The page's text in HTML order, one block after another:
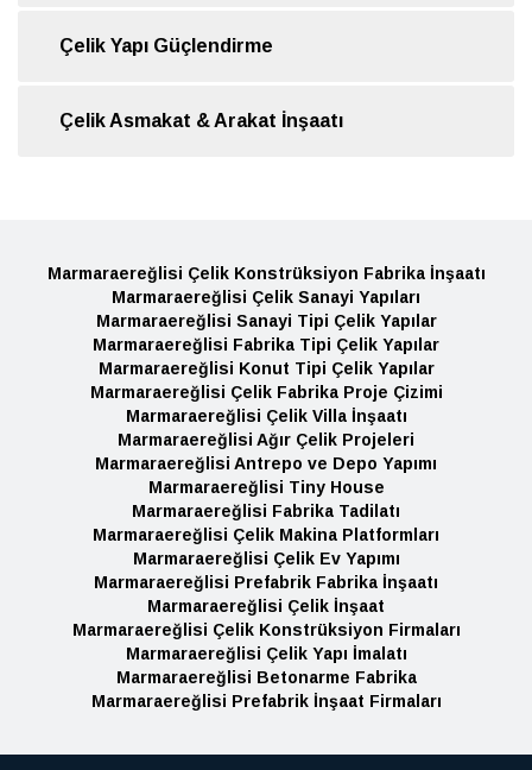
Çelik Yapı Güçlendirme
Çelik Asmakat & Arakat İnşaatı
Marmaraereğlisi Çelik Konstrüksiyon Fabrika İnşaatı
Marmaraereğlisi Çelik Sanayi Yapıları
Marmaraereğlisi Sanayi Tipi Çelik Yapılar
Marmaraereğlisi Fabrika Tipi Çelik Yapılar
Marmaraereğlisi Konut Tipi Çelik Yapılar
Marmaraereğlisi Çelik Fabrika Proje Çizimi
Marmaraereğlisi Çelik Villa İnşaatı
Marmaraereğlisi Ağır Çelik Projeleri
Marmaraereğlisi Antrepo ve Depo Yapımı
Marmaraereğlisi Tiny House
Marmaraereğlisi Fabrika Tadilatı
Marmaraereğlisi Çelik Makina Platformları
Marmaraereğlisi Çelik Ev Yapımı
Marmaraereğlisi Prefabrik Fabrika İnşaatı
Marmaraereğlisi Çelik İnşaat
Marmaraereğlisi Çelik Konstrüksiyon Firmaları
Marmaraereğlisi Çelik Yapı İmalatı
Marmaraereğlisi Betonarme Fabrika
Marmaraereğlisi Prefabrik İnşaat Firmaları